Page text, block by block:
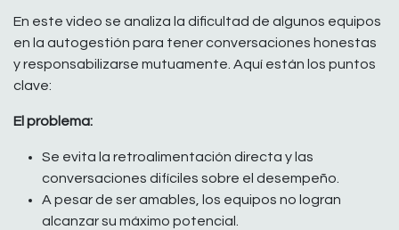
En este video se analiza la dificultad de algunos equipos
en la autogestión para tener conversaciones honestas
y responsabilizarse mutuamente. Aquí están los puntos
clave:
El problema:
Se evita la retroalimentación directa y las
conversaciones difíciles sobre el desempeño.
A pesar de ser amables, los equipos no logran
alcanzar su máximo potencial.